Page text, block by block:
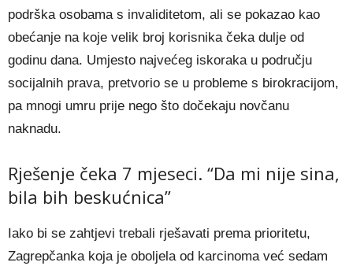
podrška osobama s invaliditetom, ali se pokazao kao
obećanje na koje velik broj korisnika čeka dulje od
godinu dana. Umjesto najvećeg iskoraka u području
socijalnih prava, pretvorio se u probleme s birokracijom,
pa mnogi umru prije nego što dočekaju novčanu
naknadu.
Rješenje čeka 7 mjeseci. “Da mi nije sina,
bila bih beskućnica”
Iako bi se zahtjevi trebali rješavati prema prioritetu,
Zagrepčanka koja je oboljela od karcinoma već sedam